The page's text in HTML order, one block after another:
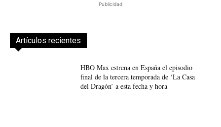
Publicidad
Artículos recientes
HBO Max estrena en España el episodio
final de la tercera temporada de ‘La Casa
del Dragón’ a esta fecha y hora